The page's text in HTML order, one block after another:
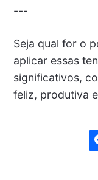
---
Seja qual for o
aplicar essas
significativos,
feliz, produtiva